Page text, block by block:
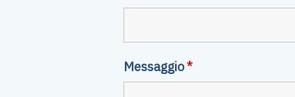
Messaggio*